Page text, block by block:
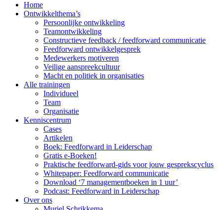
Home
Ontwikkelthema’s
Persoonlijke ontwikkeling
Teamontwikkeling
Constructieve feedback / feedforward communicatie
Feedforward ontwikkelgesprek
Medewerkers motiveren
Veilige aanspreekcultuur
Macht en politiek in organisaties
Alle trainingen
Individueel
Team
Organisatie
Kenniscentrum
Cases
Artikelen
Boek: Feedforward in Leiderschap
Gratis e-Boeken!
Praktische feedforward-gids voor jouw gesprekscyclus
Whitepaper: Feedforward communicatie
Download ‘7 managementboeken in 1 uur’
Podcast: Feedforward in Leiderschap
Over ons